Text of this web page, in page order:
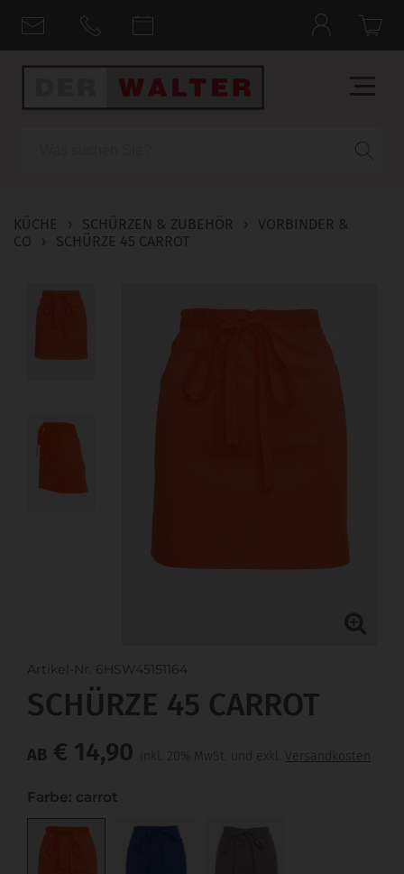
KÜCHE › SCHÜRZEN & ZUBEHÖR ›
VORBINDER &
CO
› SCHÜRZE 45 CARROT
Artikel-Nr. 6HSW45151164
SCHÜRZE 45 CARROT
AB € 14,90 inkl. 20% MwSt. und exkl. Versandkosten
Farbe: carrot